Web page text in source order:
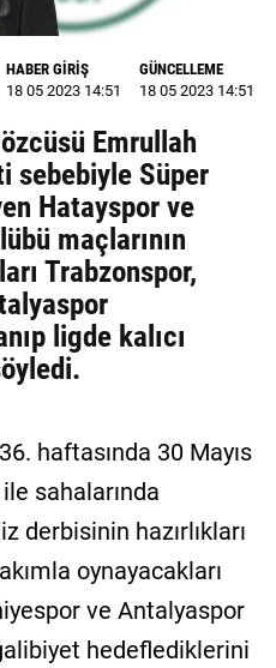
HABER GİRİŞ
18 05 2023 14:51
GÜNCELLEME
18 05 2023 14:51
Emrullah
sebebiyle Süper
Hatayspor ve
maçlarının
Trabzonspor,
ligde kalıcı
haftasında 30 Mayıs
sahalarında
derbisinin hazırlıkları
oynayacakları
ve Antalyaspor
hedeflediklerini